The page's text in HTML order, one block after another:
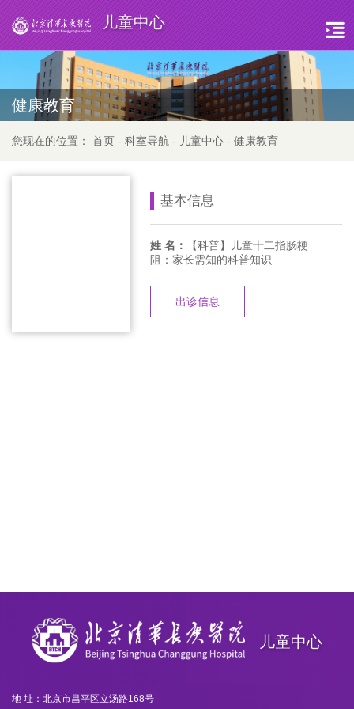
儿童中心
健康教育
您现在的位置： 首页 - 科室导航 - 儿童中心 - 健康教育
基本信息
姓 名：
【科普】儿童十二指肠梗
阻：家长需知的科普知识
出诊信息
儿童中心
地 址：北京市昌平区立汤路168号